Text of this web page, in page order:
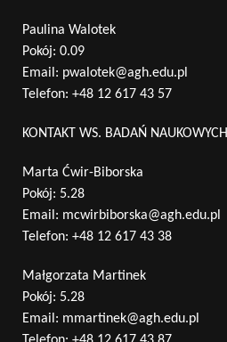
Paulina Walotek
Pokój: 0.09
Email: pwalotek@agh.edu.pl
Telefon: +48 12 617 43 57
KONTAKT WS. BADAŃ NAUKOWYCH
Marta Ćwir-Biborska
Pokój: 5.28
Email: mcwirbiborska@agh.edu.pl
Telefon: +48 12 617 43 38
Małgorzata Martinek
Pokój: 5.28
Email: mmartinek@agh.edu.pl